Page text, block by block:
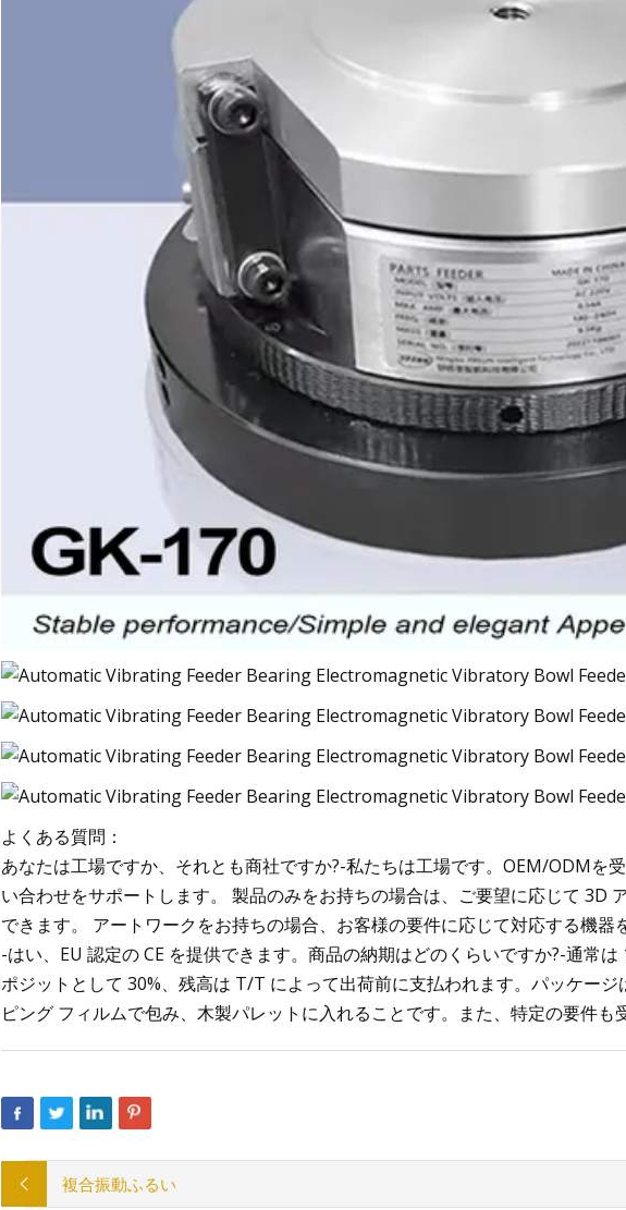
よくある質問：
あなたは工場ですか、それとも商社ですか?-私たちは工場です。OEM/ODMを
い合わせをサポートします。 製品のみをお持ちの場合は、ご要望に応じて 3D
できます。 アートワークをお持ちの場合、お客様の要件に応じて対応する機
-はい、EU 認定の CE を提供できます。商品の納期はどのくらいですか?-通常
ポジットとして 30%、残高は T/T によって出荷前に支払われます。パッケー
ピング フィルムで包み、木製パレットに入れることです。また、特定の要件も
複合振動ふるい